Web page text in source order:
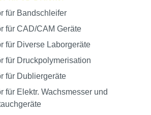
für Bandschleifer
für CAD/CAM Geräte
für Diverse Laborgeräte
für Druckpolymerisation
für Dubliergeräte
für Elektr. Wachsmesser und